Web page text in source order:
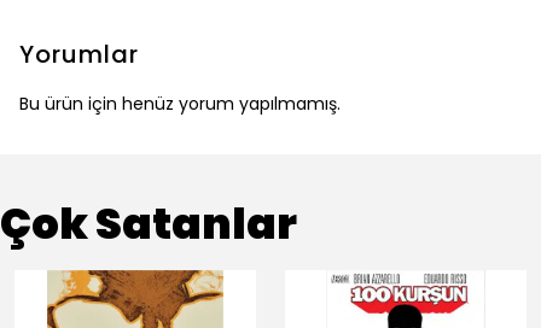
Yorumlar
Bu ürün için henüz yorum yapılmamış.
Çok Satanlar